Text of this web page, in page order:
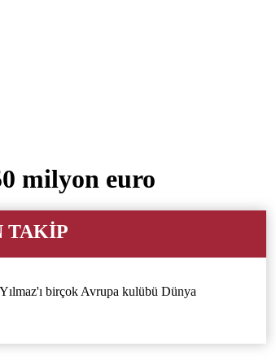
milyon euro
TAKİP
birçok Avrupa kulübü Dünya